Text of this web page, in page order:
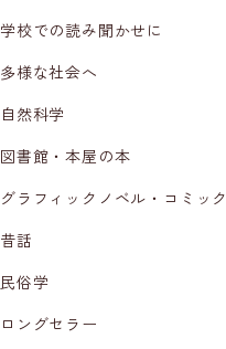
学校での読み聞かせに
多様な社会へ
自然科学
図書館・本屋の本
グラフィックノベル・コミック
昔話
民俗学
ロングセラー